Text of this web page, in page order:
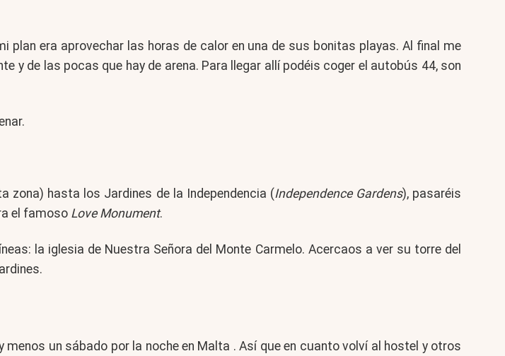
plan era aprovechar las horas de calor en una de sus bonitas playas. Al final me
y de las pocas que hay de arena. Para llegar allí podéis coger el autobús 44, son
zona) hasta los Jardines de la Independencia (Independence Gardens), pasaréis
el famoso Love Monument.
la iglesia de Nuestra Señora del Monte Carmelo. Acercaos a ver su torre del
un sábado por la noche en Malta . Así que en cuanto volví al hostel y otros